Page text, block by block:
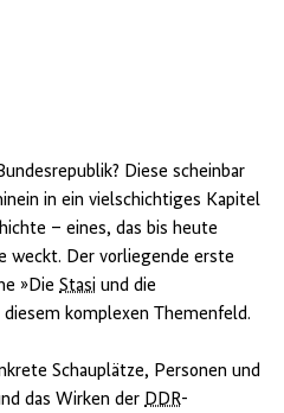
Diese scheinbar
in ein vielschichtiges Kapitel
– eines, das bis heute
weckt. Der vorliegende erste
»Die Stasi und die
komplexen Themenfeld.
Schauplätze, Personen und
das Wirken der DDR-